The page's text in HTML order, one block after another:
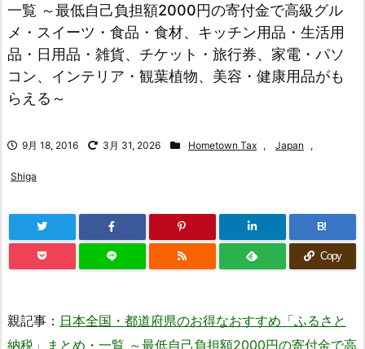
一覧 ～最低自己負担額2000円の寄付金で高級グル
メ・スイーツ・食品・食材、キッチン用品・生活用
品・日用品・雑貨、チケット・旅行券、家電・パソ
コン、インテリア・観葉植物、美容・健康用品がも
らえる～
9月 18, 2016 3月 31, 2026 Hometown Tax , Japan ,
Shiga
B!
Copy
親記事： 日本全国・都道府県のお得なおすすめ「ふるさと
納税」まとめ・一覧 ～最低自己負担額2000円の寄付金で高